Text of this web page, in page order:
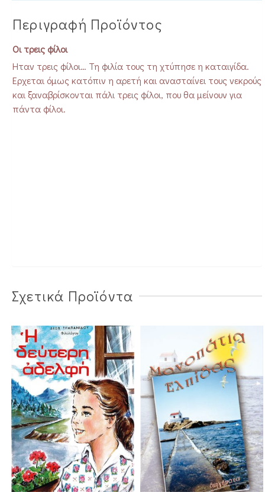
Περιγραφή Προϊόντος
Οι τρεις φίλοι
Ήταν τρεις φίλοι… Τη φιλία τους τη χτύπησε η καταιγίδα.
Έρχεται όμως κατόπιν η αρετή και ανασταίνει τους νεκρούς
και ξαναβρίσκονται πάλι τρεις φίλοι, που θα μείνουν για
πάντα φίλοι.
Σχετικά Προϊόντα